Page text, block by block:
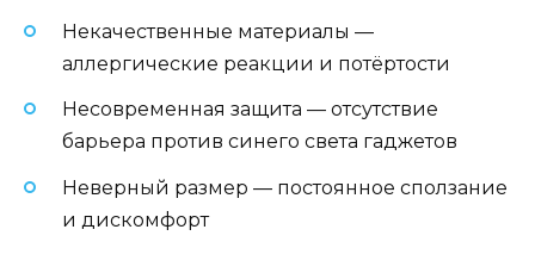
Некачественные материалы —
аллергические реакции и потёртости
Несовременная защита — отсутствие
барьера против синего света гаджетов
Неверный размер — постоянное сползание
и дискомфорт